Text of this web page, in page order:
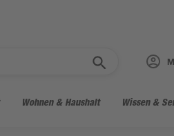
Wohnen & Haushalt Wissen &